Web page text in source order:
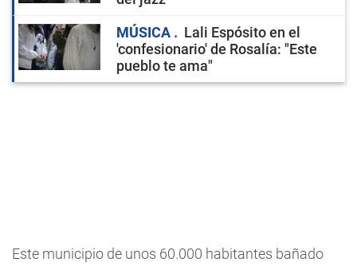
MÚSICA
Lali Espósito en el
'confesionario' de Rosalía: "Este
pueblo te ama"
Este municipio de unos 60.000 habitantes bañado